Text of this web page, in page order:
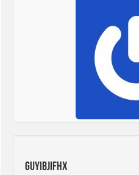
guyibjifhx